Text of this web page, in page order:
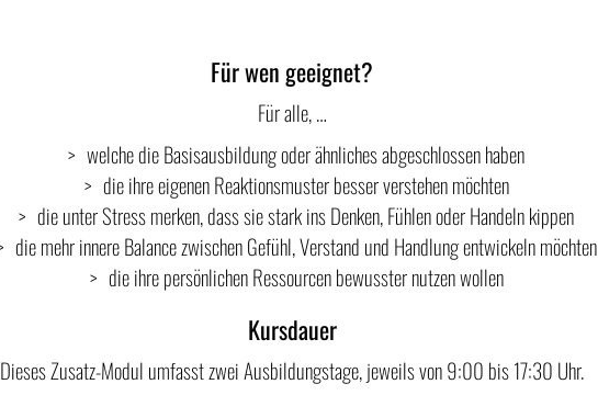
Für wen geeignet?
Für alle, …
welche die Basisausbildung oder ähnliches abgeschlossen haben
die ihre eigenen Reaktionsmuster besser verstehen möchten
die unter Stress merken, dass sie stark ins Denken, Fühlen oder Handeln kippen
die mehr innere Balance zwischen Gefühl, Verstand und Handlung entwickeln möchten
die ihre persönlichen Ressourcen bewusster nutzen wollen
Kursdauer
Dieses Zusatz-Modul umfasst zwei Ausbildungstage, jeweils von 9:00 bis 17:30 Uhr.